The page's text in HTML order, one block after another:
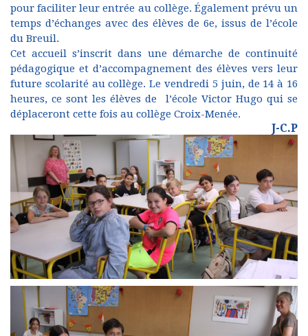
pour faciliter leur entrée au collège. Également prévu un
temps d’échanges avec des élèves de 6e, issus de l’école
du Breuil.
Cet accueil s’inscrit dans une démarche de continuité
pédagogique et d’accompagnement des élèves vers leur
future scolarité au collège. Le vendredi 5 juin, de 14 à 16
heures, ce sont les élèves de l’école Victor Hugo qui se
déplaceront cette fois au collège Croix-Menée.
J-C.P